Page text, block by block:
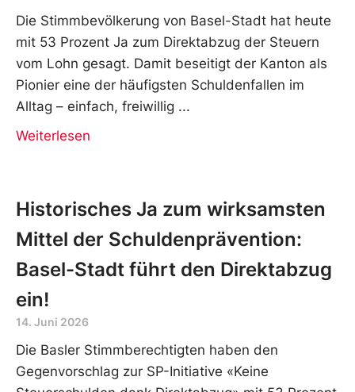
Die Stimmbevölkerung von Basel-Stadt hat heute
mit 53 Prozent Ja zum Direktabzug der Steuern
vom Lohn gesagt. Damit beseitigt der Kanton als
Pionier eine der häufigsten Schuldenfallen im
Alltag – einfach, freiwillig
Weiterlesen
Historisches Ja zum wirksamsten
Mittel der Schuldenprävention:
Basel-Stadt führt den Direktabzug
ein!
14. Juni 2026
Die Basler Stimmberechtigten haben den
Gegenvorschlag zur SP-Initiative «Keine